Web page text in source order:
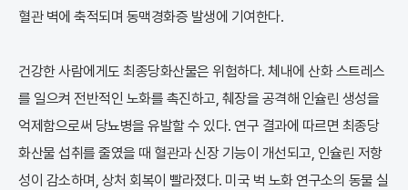
혈관 벽에 축적되며 동맥경화증 발생에 기여한다.
건강한 사람에게도 최종당화산물은 위험하다. 체내에 산화 스트레스
를 일으켜 전반적인 노화를 촉진하고, 췌장을 공격해 인슐린 생성을
억제함으로써 당뇨병을 유발할 수 있다. 연구 결과에 따르면 최종당
화산물 섭취를 줄였을 때 혈관과 신장 기능이 개선되고, 인슐린 저항
성이 감소하며, 상처 회복이 빨라졌다. 미국 벅 노화 연구소의 동물 실